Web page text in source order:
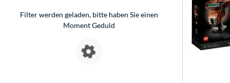
Filter werden geladen, bitte haben Sie einen
Moment Geduld